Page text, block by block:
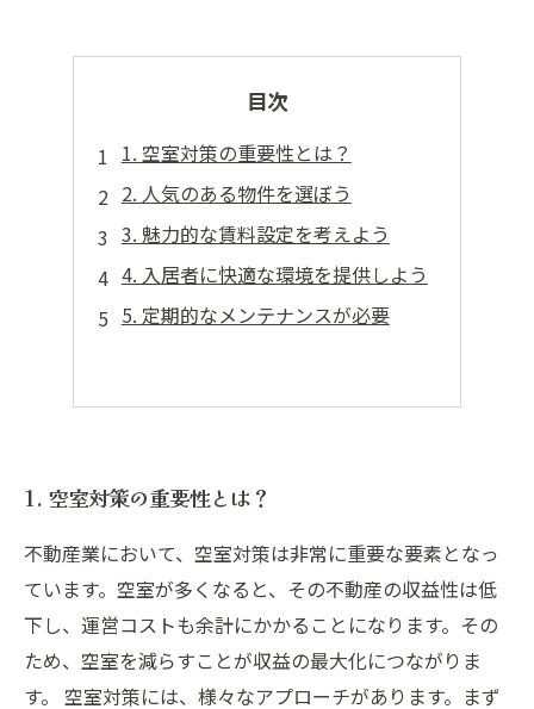
目次
1. 空室対策の重要性とは？
2. 人気のある物件を選ぼう
3. 魅力的な賃料設定を考えよう
4. 入居者に快適な環境を提供しよう
5. 定期的なメンテナンスが必要
1. 空室対策の重要性とは？
不動産業において、空室対策は非常に重要な要素となっ
ています。空室が多くなると、その不動産の収益性は低
下し、運営コストも余計にかかることになります。その
ため、空室を減らすことが収益の最大化につながりま
す。 空室対策には、様々なアプローチがあります。まず